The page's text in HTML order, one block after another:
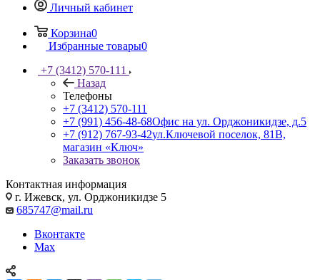
Личный кабинет
Корзина0
Избранные товары0
+7 (3412) 570-111
Назад
Телефоны
+7 (3412) 570-111
+7 (991) 456-48-68Офис на ул. Орджоникидзе, д.5
+7 (912) 767-93-42ул.Ключевой поселок, 81В,
магазин «Ключ»
Заказать звонок
Контактная информация
г. Ижевск, ул. Орджоникидзе 5
685747@mail.ru
Вконтакте
Max